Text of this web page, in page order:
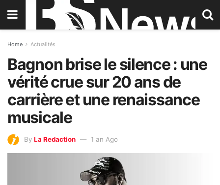
Home Actualités
Bagnon brise le silence : une
vérité crue sur 20 ans de
carrière et une renaissance
musicale
By La Redaction 1 an Ago